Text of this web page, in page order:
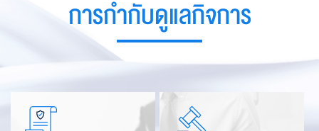
Updates on business restructuring of Asia Precision Public
การกำกับดูแลกิจการ